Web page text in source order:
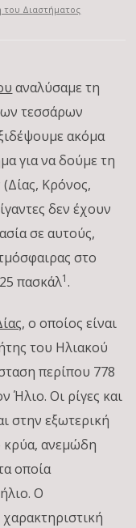
του Διαστήματος
αναλύσαμε τη
τεσσάρων
ακόμα
για να δούμε τη
Κρόνος,
δεν έχουν
σε αυτούς,
στο
πασκάλ1 .
, ο οποίος είναι
του Ηλιακού
περίπου 778
Ήλιο. Οι ρίγες και
στην εξωτερική
κρύα, ανεμώδη
οποία
Ο